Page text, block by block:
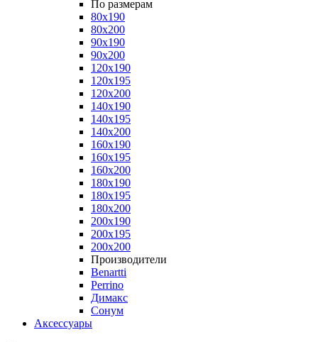
По размерам
80x190
80x200
90x190
90x200
120x190
120x195
120x200
140x190
140x195
140x200
160x190
160x195
160x200
180x190
180x195
180x200
200x190
200x195
200x200
Производители
Benartti
Perrino
Димакс
Сонум
Аксессуары